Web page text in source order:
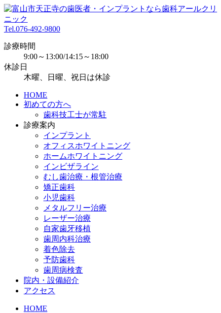
Tel.076-492-9800
診療時間
9:00～13:00/14:15～18:00
休診日
木曜、日曜、祝日は休診
HOME
初めての方へ
歯科技工士が常駐
診療案内
インプラント
オフィスホワイトニング
ホームホワイトニング
インビザライン
むし歯治療・根管治療
矯正歯科
小児歯科
メタルフリー治療
レーザー治療
自家歯牙移植
歯周内科治療
着色除去
予防歯科
歯周病検査
院内・設備紹介
アクセス
HOME